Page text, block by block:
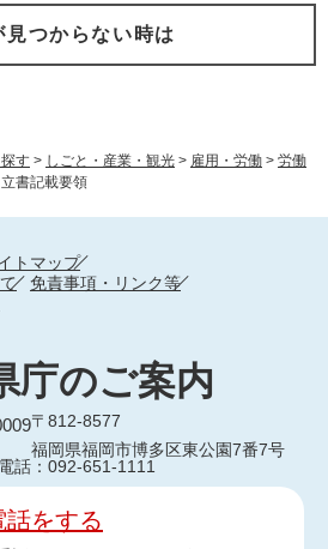
す > しごと・産業・観光 > 雇用・労働 > 労働
書記載要領
見つからない時は
トマップ
免責事項・リンク等
庁のご案内
〒812-8577
福岡県福岡市博多区東公園7番7号
話：092-651-1111
をする